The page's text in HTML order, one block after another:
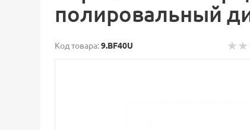
полировальный
Код товара:9.BF40U